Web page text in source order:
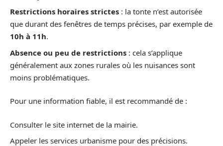
Restrictions horaires strictes : la tonte n’est autorisée
que durant des fenêtres de temps précises, par exemple de
10h à 11h.
Absence ou peu de restrictions : cela s’applique
généralement aux zones rurales où les nuisances sont
moins problématiques.
Pour une information fiable, il est recommandé de :
Consulter le site internet de la mairie.
Appeler les services urbanisme pour des précisions.